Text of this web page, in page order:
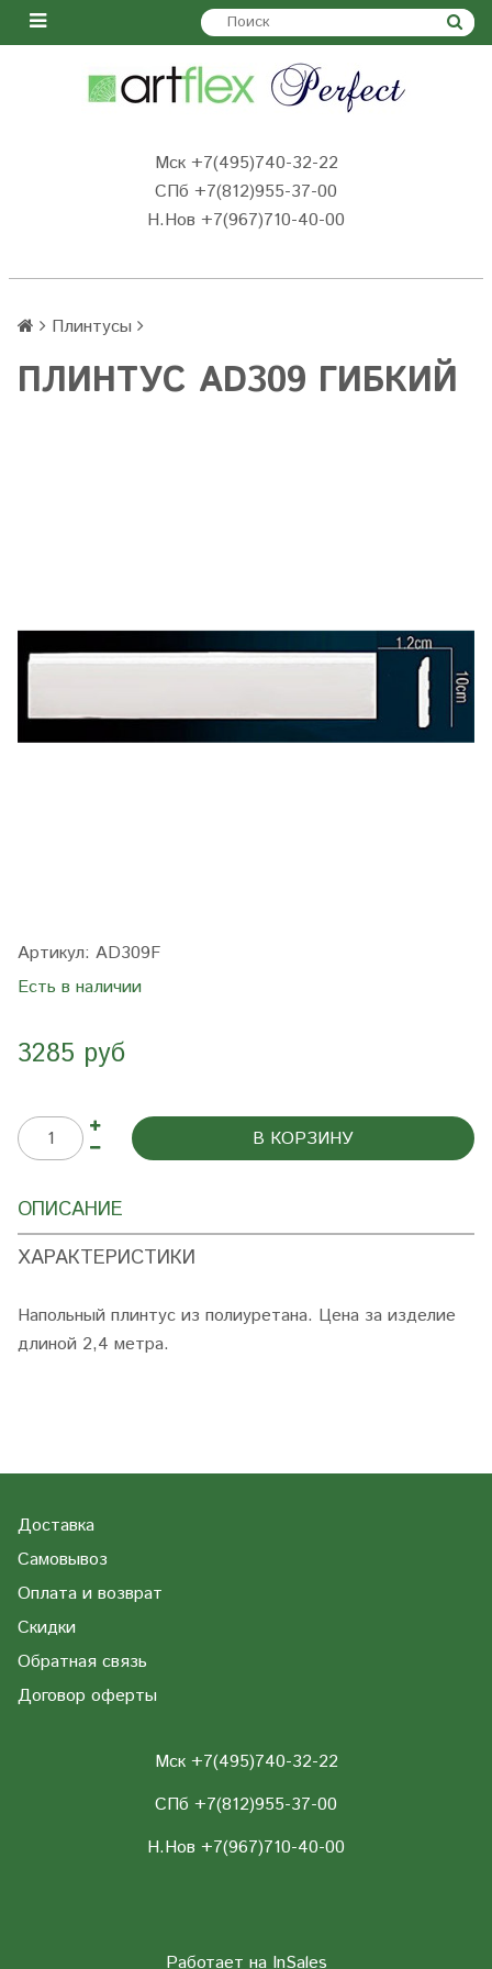
Мск +7(495)740-32-22
СПб +7(812)955-37-00
Н.Нов +7(967)710-40-00
Плинтусы
ПЛИНТУС AD309 ГИБКИЙ
Артикул: AD309F
Есть в наличии
3285 руб
В КОРЗИНУ
ОПИСАНИЕ
ХАРАКТЕРИСТИКИ
Напольный плинтус из полиуретана. Цена за изделие
длиной 2,4 метра.
Доставка
Самовывоз
Оплата и возврат
Скидки
Обратная связь
Договор оферты
Мск +7(495)740-32-22
СПб +7(812)955-37-00
Н.Нов +7(967)710-40-00
Работает на InSales